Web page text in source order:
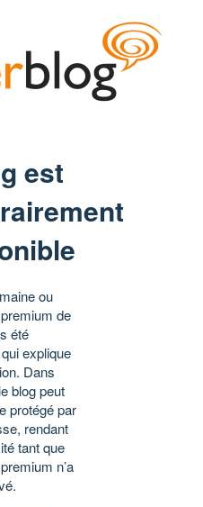
est
ou
de
été
explique
Dans
blog peut
protégé par
rendant
tant que
n’a